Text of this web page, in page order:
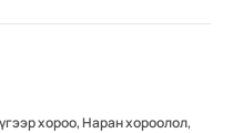
хороо, Наран хороолол,